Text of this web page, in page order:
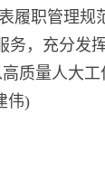
履职管理规
务，充分发
质量人大工
伟)